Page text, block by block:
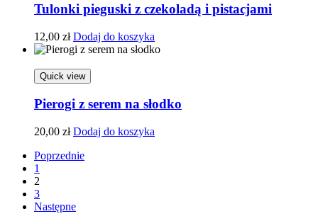
Tulonki pieguski z czekoladą i pistacjami
12,00 zł Dodaj do koszyka
Quick view
Pierogi z serem na słodko
20,00 zł Dodaj do koszyka
Poprzednie
1
2
3
Następne